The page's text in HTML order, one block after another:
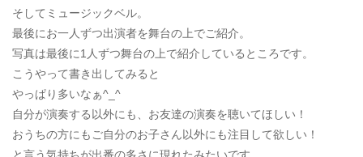
そしてミュージックベル。
最後にお一人ずつ出演者を舞台の上でご紹介。
写真は最後に1人ずつ舞台の上で紹介しているところです。
こうやって書き出してみると
やっぱり多いなぁ^_^
自分が演奏する以外にも、お友達の演奏を聴いてほしい！
おうちの方にもご自分のお子さん以外にも注目して欲しい！
と言う気持ちが出番の多さに現れたみたいです。